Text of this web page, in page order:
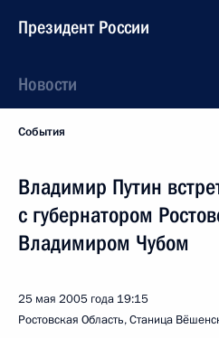
Президент России
Новости
События
Владимир Путин
с губернатором
Владимиром Чубом
25 мая 2005 года 19:15
Ростовская Область, Станица